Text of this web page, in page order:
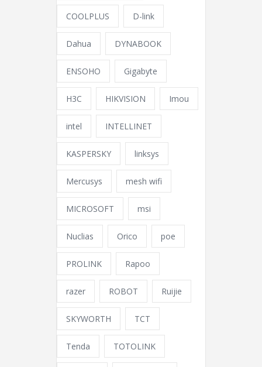
COOLPLUS D-link
Dahua DYNABOOK
ENSOHO Gigabyte
H3C HIKVISION Imou
intel INTELLINET
KASPERSKY linksys
Mercusys mesh wifi
MICROSOFT msi
Nuclias Orico poe
PROLINK Rapoo
razer ROBOT Ruijie
SKYWORTH TCT
Tenda TOTOLINK